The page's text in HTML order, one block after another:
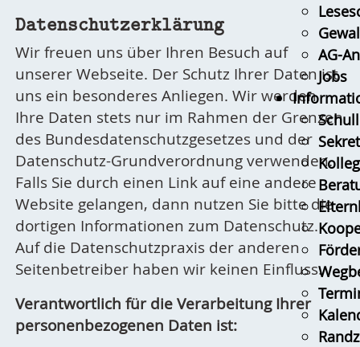
AG-
Jobs
Datenschutzerklärung
Wir freuen uns über Ihren Besuch auf
unserer Webseite. Der Schutz Ihrer Daten ist
uns ein besonderes Anliegen. Wir werden
Ihre Daten stets nur im Rahmen der Grenzen
des Bundesdatenschutzgesetzes und der
Datenschutz-Grundverordnung verwenden.
Falls Sie durch einen Link auf eine andere
Website gelangen, dann nutzen Sie bitte die
dortigen Informationen zum Datenschutz.
Auf die Datenschutzpraxis der anderen
Seitenbetreiber haben wir keinen Einfluss.
Verantwortlich für die Verarbeitung Ihrer
personenbezogenen Daten ist: